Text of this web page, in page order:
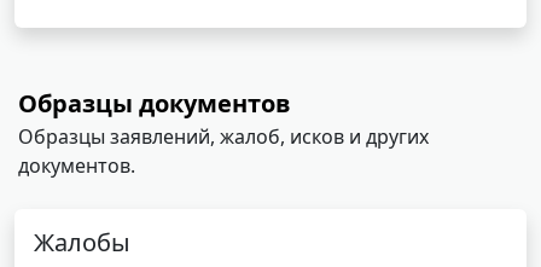
Образцы документов
Образцы заявлений, жалоб, исков и других
документов.
Жалобы